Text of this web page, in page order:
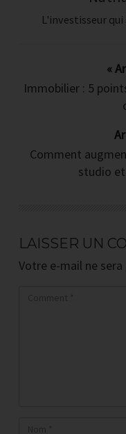
pour
pour
Les 3
tous les
Quoi, ou
L'investisseur
«
Immobilier : 5
Comment
studio
LAISSER UN
Votre e-mail ne sera